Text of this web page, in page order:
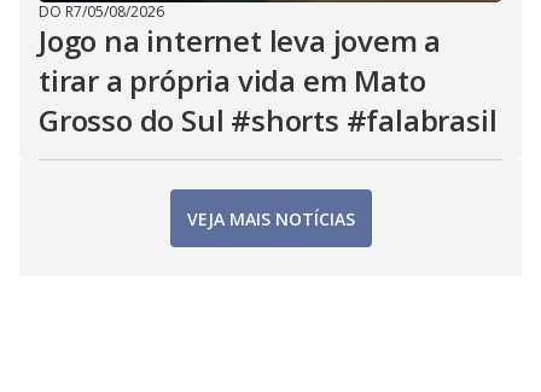
DO R7/05/08/2026
Jogo na internet leva jovem a
tirar a própria vida em Mato
Grosso do Sul #shorts #falabrasil
VEJA MAIS NOTÍCIAS